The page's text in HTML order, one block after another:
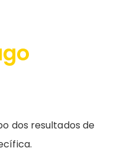
dos resultados de